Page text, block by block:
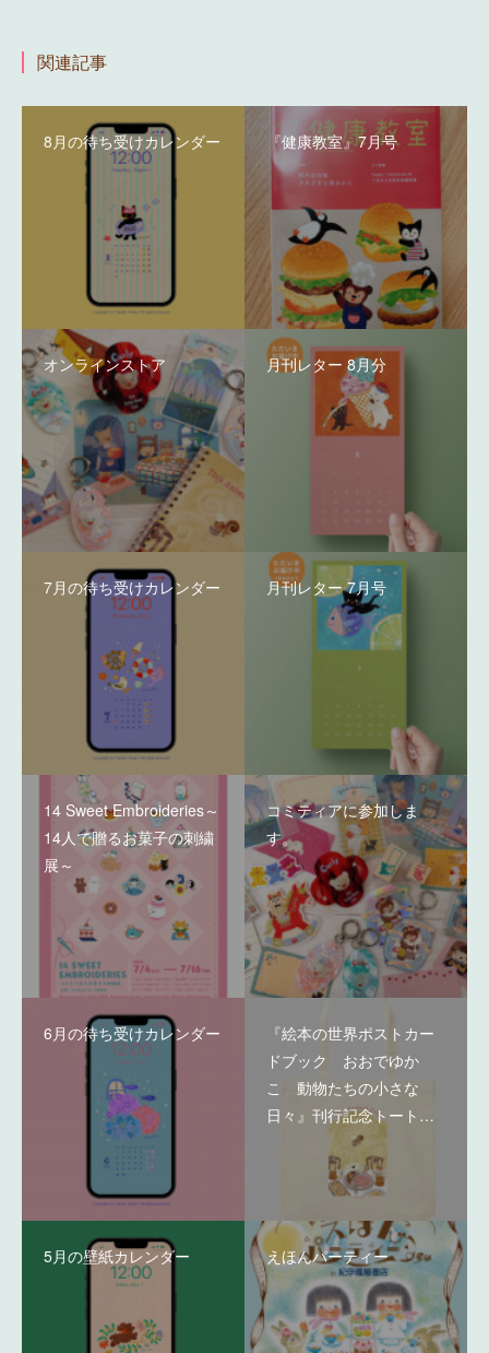
関連記事
8月の待ち受けカレンダー 『健康教室』7月号
オンラインストア 月刊レター 8月分
7月の待ち受けカレンダー 月刊レター 7月号
14 Sweet Embroideries～
14人で贈るお菓子の刺繍
展～
コミティアに参加しま
す。
6月の待ち受けカレンダー
『絵本の世界ポストカー
ドブック おおでゆか
こ 動物たちの小さな
日々』刊行記念トート…
5月の壁紙カレンダー えほんパーティー